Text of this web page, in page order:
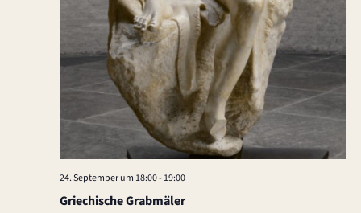
Griechische Grabmäler
24. September um 18:00- 19:00